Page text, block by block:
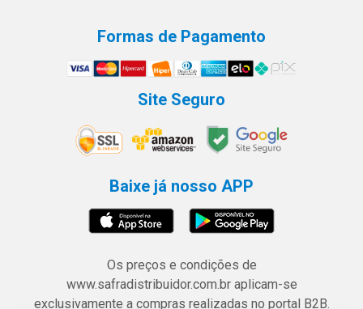
Formas de Pagamento
Site Seguro
Baixe já nosso APP
Os preços e condições de
www.safradistribuidor.com.br aplicam-se
exclusivamente a compras realizadas no portal B2B.